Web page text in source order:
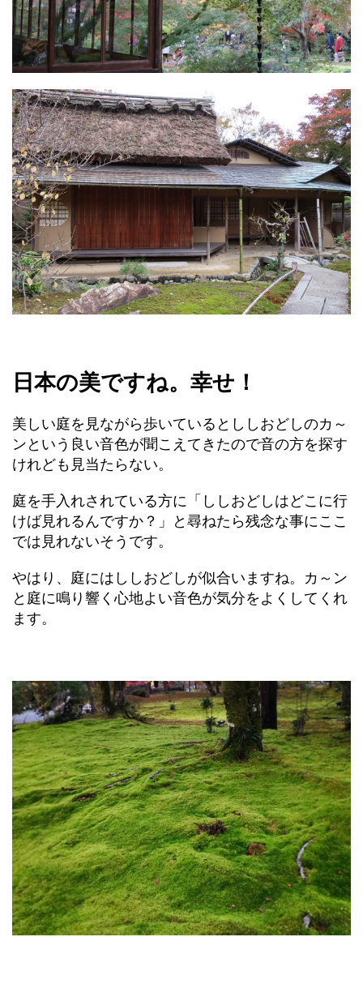
日本の美ですね。幸せ！
美しい庭を見ながら歩いているとししおどしのカ～
ンという良い音色が聞こえてきたので音の方を探す
けれども見当たらない。
庭を手入れされている方に「ししおどしはどこに行
けば見れるんですか？」と尋ねたら残念な事にここ
では見れないそうです。
やはり、庭にはししおどしが似合いますね。カ～ン
と庭に鳴り響く心地よい音色が気分をよくしてくれ
ます。